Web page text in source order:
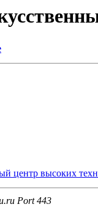
центр высоких
Port 443